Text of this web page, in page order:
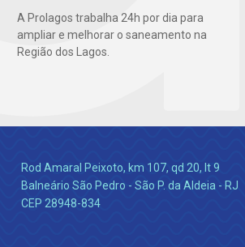
A Prolagos trabalha 24h por dia para
ampliar e melhorar o saneamento na
Região dos Lagos.
Rod Amaral Peixoto, km 107, qd 20, lt 9
Balneário São Pedro - São P. da Aldeia - RJ
CEP 28948-834